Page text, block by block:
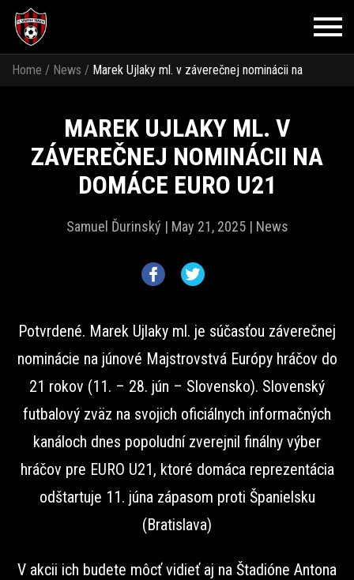
Home / News / Marek Ujlaky ml. v záverečnej nominácii na
MAREK UJLAKY ML. V
ZÁVEREČNEJ NOMINÁCII NA
DOMÁCE EURO U21
Samuel Ďurinský | May 21, 2025 | News
Potvrdené. Marek Ujlaky ml. je súčasťou záverečnej
nominácie na júnové Majstrovstvá Európy hráčov do
21 rokov (11. – 28. jún – Slovensko). Slovenský
futbalový zväz na svojich oficiálnych informačných
kanáloch dnes popoludní zverejnil finálny výber
hráčov pre EURO U21, ktoré domáca reprezentácia
odštartuje 11. júna zápasom proti Španielsku
(Bratislava)
V akcii ich budete môcť vidieť aj na Štadióne Antona